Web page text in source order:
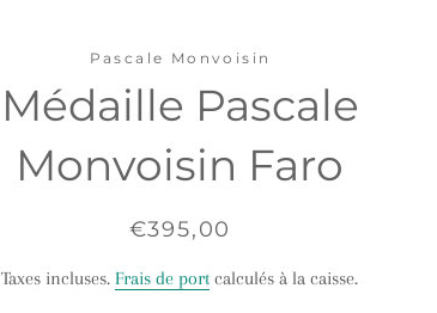
Pascale Monvoisin
Médaille Pascale
Monvoisin Faro
Prix
Prix
€395,00
Taxes incluses.Frais de port calculés à la caisse.